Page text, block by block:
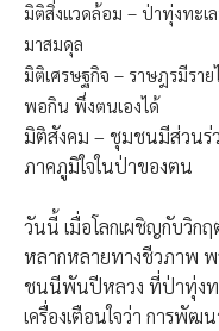
มิติสิ่งแวดล้อม – ป่าทุ่งทะ
มาสมดุล
มิติเศรษฐกิจ – ราษฎรมีรา
พอกิน พึ่งตนเองได้
มิติสังคม – ชุมชนมีส่วน
ภาคภูมิใจในป่าของตน
วันนี้ เมื่อโลกเผชิญกับวิก
หลากหลายทางชีวภาพ
ชนนีพันปีหลวง ที่ป่าทุ่งทะ
เครื่องเตือนใจว่า การพั